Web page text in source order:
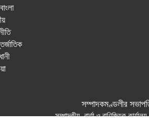
সম্পাদকমণ্ডলীর
সম্পাদকীয়, বার্তা ও বাণিজ্যিক